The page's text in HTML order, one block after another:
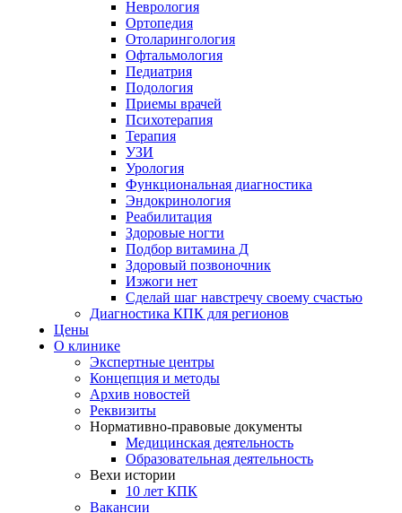
Неврология
Ортопедия
Отоларингология
Офтальмология
Педиатрия
Подология
Приемы врачей
Психотерапия
Терапия
УЗИ
Урология
Функциональная диагностика
Эндокринология
Реабилитация
Здоровые ногти
Подбор витамина Д
Здоровый позвоночник
Изжоги нет
Сделай шаг навстречу своему счастью
Диагностика КПК для регионов
Цены
О клинике
Экспертные центры
Концепция и методы
Архив новостей
Реквизиты
Нормативно-правовые документы
Медицинская деятельность
Образовательная деятельность
Вехи истории
10 лет КПК
Вакансии